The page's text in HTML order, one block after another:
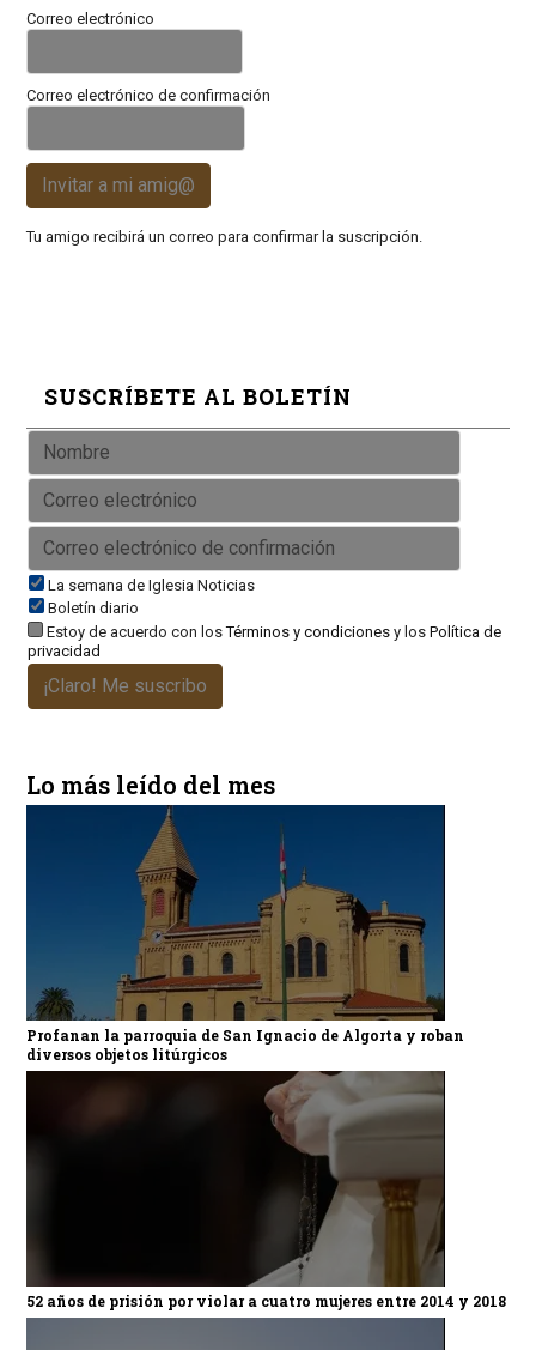
Correo electrónico
Correo electrónico de confirmación
Invitar a mi amig@
Tu amigo recibirá un correo para confirmar la suscripción.
SUSCRÍBETE AL BOLETÍN
La semana de Iglesia Noticias
Boletín diario
Estoy de acuerdo con losTérminos y condicionesy los Política de
privacidad
¡Claro! Me suscribo
Lo más leído del mes
Profanan la parroquia de San Ignacio de Algorta y roban
diversos objetos litúrgicos
52 años de prisión por violar a cuatro mujeres entre 2014 y 2018